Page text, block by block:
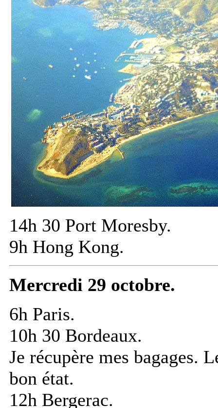
14h 30 Port Moresby.
9h Hong Kong.
Mercredi 29 octobre.
6h Paris.
10h 30 Bordeaux.
Je récupère mes bagages.
bon état.
12h Bergerac.